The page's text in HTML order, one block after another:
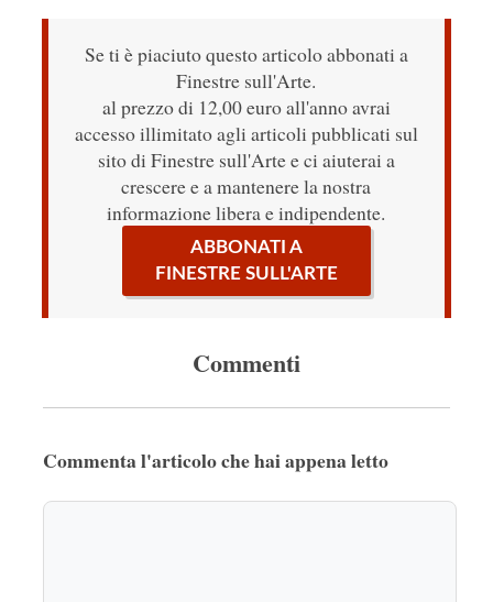
Se ti è piaciuto questo articolo abbonati a
Finestre sull'Arte.
al prezzo di 12,00 euro all'anno avrai
accesso illimitato agli articoli pubblicati sul
sito di Finestre sull'Arte e ci aiuterai a
crescere e a mantenere la nostra
informazione libera e indipendente.
ABBONATI A
FINESTRE SULL'ARTE
Commenti
Commenta l'articolo che hai appena letto